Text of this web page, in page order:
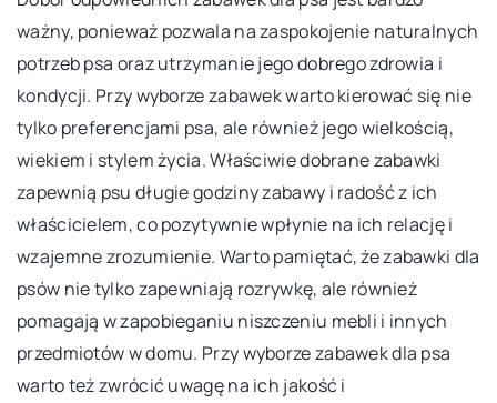
ważny, ponieważ pozwala na zaspokojenie naturalnych
potrzeb psa oraz utrzymanie jego dobrego zdrowia i
kondycji. Przy wyborze zabawek warto kierować się nie
tylko preferencjami psa, ale również jego wielkością,
wiekiem i stylem życia. Właściwie dobrane zabawki
zapewnią psu długie godziny zabawy i radość z ich
właścicielem, co pozytywnie wpłynie na ich relację i
wzajemne zrozumienie. Warto pamiętać, że zabawki dla
psów nie tylko zapewniają rozrywkę, ale również
pomagają w zapobieganiu niszczeniu mebli i innych
przedmiotów w domu. Przy wyborze zabawek dla psa
warto też zwrócić uwagę na ich jakość i